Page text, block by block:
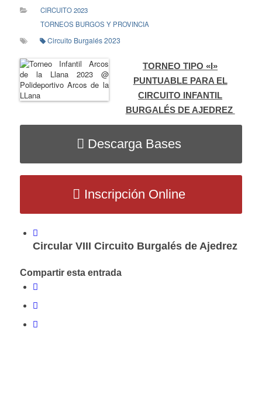
CIRCUITO 2023
TORNEOS BURGOS Y PROVINCIA
Circuito Burgalés 2023
TORNEO TIPO «I»
PUNTUABLE PARA EL
CIRCUITO INFANTIL
BURGALÉS DE AJEDREZ
Descarga Bases
Inscripción Online
Circular VIII Circuito Burgalés de Ajedrez
Compartir esta entrada